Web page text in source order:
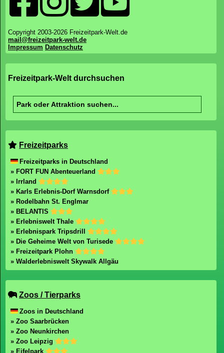
Copyright 2003-2026 Freizeitpark-Welt.de
mail@freizeitpark-welt.de
Impressum Datenschutz
Freizeitpark-Welt durchsuchen
Freizeitparks
Freizeitparks in Deutschland
» FORT FUN Abenteuerland
» Irrland
» Karls Erlebnis-Dorf Warnsdorf
» Rodelbahn St. Englmar
» BELANTIS
» Erlebniswelt Thale
» Erlebnispark Tripsdrill
» Die Geheime Welt von Turisede
» Freizeitpark Plohn
» Walderlebniswelt Skywalk Allgäu
Zoos / Tierparks
Zoos in Deutschland
» Zoo Saarbrücken
» Zoo Neunkirchen
» Zoo Leipzig
» Eifelpark